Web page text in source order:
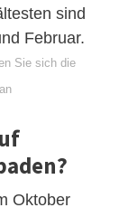
sind
Februar.
Sie sich die
Oktober